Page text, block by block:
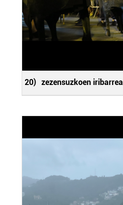
20) zezensuzkoen iribarrea